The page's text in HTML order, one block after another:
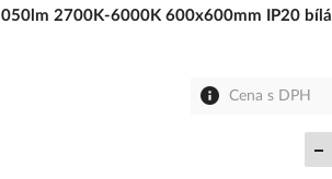
2700K-6000K 600x600mm IP20 bílá
Cena s DPH